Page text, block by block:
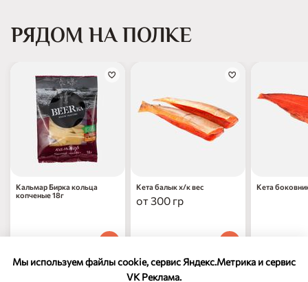
Мы используем файлы cookie, сервис Яндекс.Метрика и сервис
VK Реклама.
РЯДОМ НА ПОЛКЕ
Кальмар Бирка кольца
копченые 18г
Кета балык х/к вес
от 300 гр
Кета